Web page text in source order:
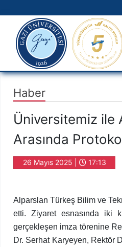
Ana Menü
gazi.edu.tr
Haber
Üniversitemiz ile
Arasında
26 Mayıs 2025 | 17:13
Alparslan Türkeş Bilim ve
etti. Ziyaret esnasında iki
gerçekleşen imza törenine
Dr. Serhat Karyeyen, Rektör